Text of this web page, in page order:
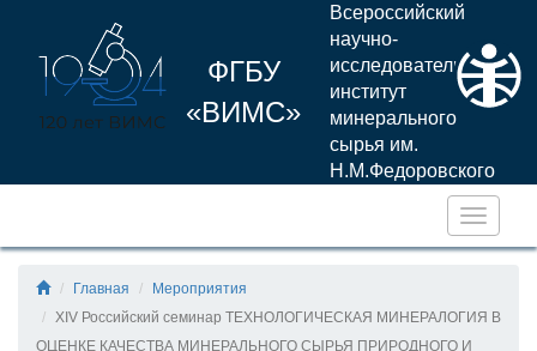
ФГБУ
«ВИМС»
Всероссийский
научно-
исследовательский
институт
минерального
сырья им.
Н.М.Федоровского
Главная
Мероприятия
XIV Российский семинар ТЕХНОЛОГИЧЕСКАЯ МИНЕРАЛОГИЯ В
ОЦЕНКЕ КАЧЕСТВА МИНЕРАЛЬНОГО СЫРЬЯ ПРИРОДНОГО И